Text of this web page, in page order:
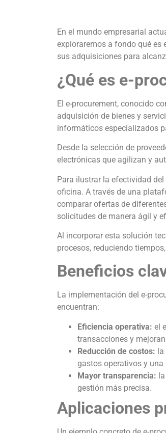
En el mundo empresarial
exploraremos a fondo qué es
sus adquisiciones para
¿Qué es e-
El e-procurement, conocido
adquisición de bienes y
informáticos especializados
Desde la selección de
electrónicas que agilizan y
Para ilustrar la efectividad
oficina. A través de una
comparar ofertas de
solicitudes de manera ágil y
Al incorporar esta solución
procesos, reduciendo
Beneficios
La implementación del e-
encuentran:
Eficiencia operativa: el
transacciones y
Reducción de costos: la
gastos operativos y
Mayor transparencia:
gestión más precisa.
Aplicaciones